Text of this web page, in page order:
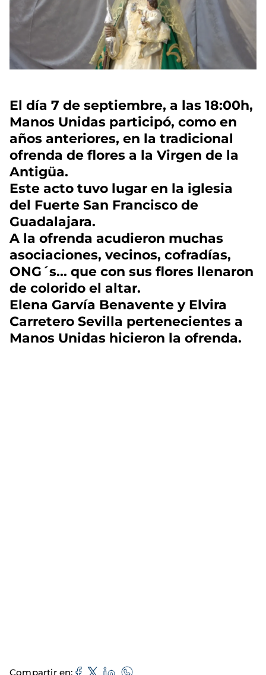
El día 7 de septiembre, a las 18:00h,
Manos Unidas participó, como en
años anteriores, en la tradicional
ofrenda de flores a la Virgen de la
Antigüa.
Este acto tuvo lugar en la iglesia
del Fuerte San Francisco de
Guadalajara.
A la ofrenda acudieron muchas
asociaciones, vecinos, cofradías,
ONG´s... que con sus flores llenaron
de colorido el altar.
Elena Garvía Benavente y Elvira
Carretero Sevilla pertenecientes a
Manos Unidas hicieron la ofrenda.
Compartir en